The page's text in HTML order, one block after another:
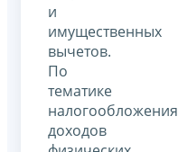
и
имущественных
вычетов.
По
тематике
налогообложения
доходов